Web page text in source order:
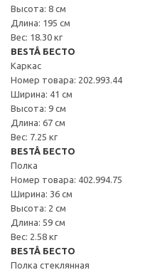
Высота: 8 см
Длина: 195 см
Вес: 18.30 кг
BESTÅ БЕСТО
Каркас
Номер товара: 202.993.44
Ширина: 41 см
Высота: 9 см
Длина: 67 см
Вес: 7.25 кг
BESTÅ БЕСТО
Полка
Номер товара: 402.994.75
Ширина: 36 см
Высота: 2 см
Длина: 59 см
Вес: 2.58 кг
BESTÅ БЕСТО
Полка стеклянная